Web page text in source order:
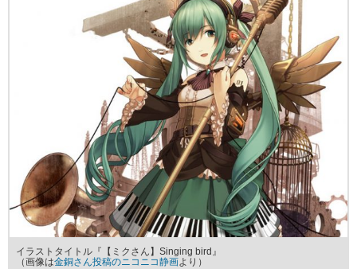
イラストタイトル『【ミクさん】Singing bird』
（画像は金銅さん投稿のニコニコ静画より）